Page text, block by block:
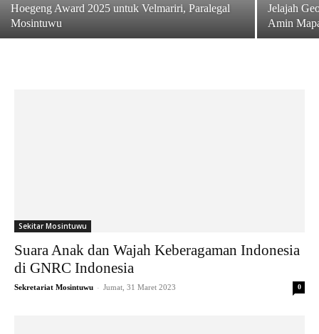
Hoegeng Award 2025 untuk Velmariri, Paralegal
Mosintuwu
Jelajah
Amin
Sekitar Mosintuwu
Suara Anak dan Wajah Keberagaman Indonesia
di GNRC Indonesia
Sekretariat Mosintuwu - Jumat, 31 Maret 2023 0